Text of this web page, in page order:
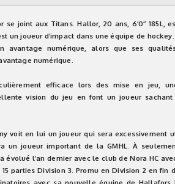
se joint aux Titans. Hallor, 20 ans, 6’0’’ 185L,
un joueur d’impact dans une équipe de
avantage numérique, alors que ses
numérique.
efficace lors des mise en jeu,
vision du jeu en font un joueur
voit en lui un joueur qui sera excessivement
un joueur important de la GMHL. À
évolué l’an dernier avec le club de Nora HC
parties Division 3. Promu en Division 2 en